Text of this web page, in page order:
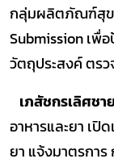
กลุ่มผลิตภัณฑ์สุข
Submissionเพื่
วัตถุประสงค์ ตร
เภสัชกรเลิศช
อาหารและยา เปิ
ยา แจ้งมาตรกา